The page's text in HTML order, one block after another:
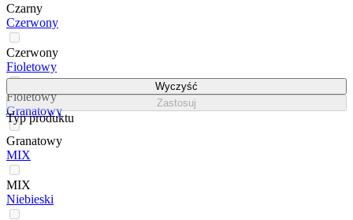
Czarny
Czerwony
Czerwony
Fioletowy
Fioletowy
Granatowy
Granatowy
MIX
MIX
Niebieski
Wyczyść
Zastosuj
Typ produktu